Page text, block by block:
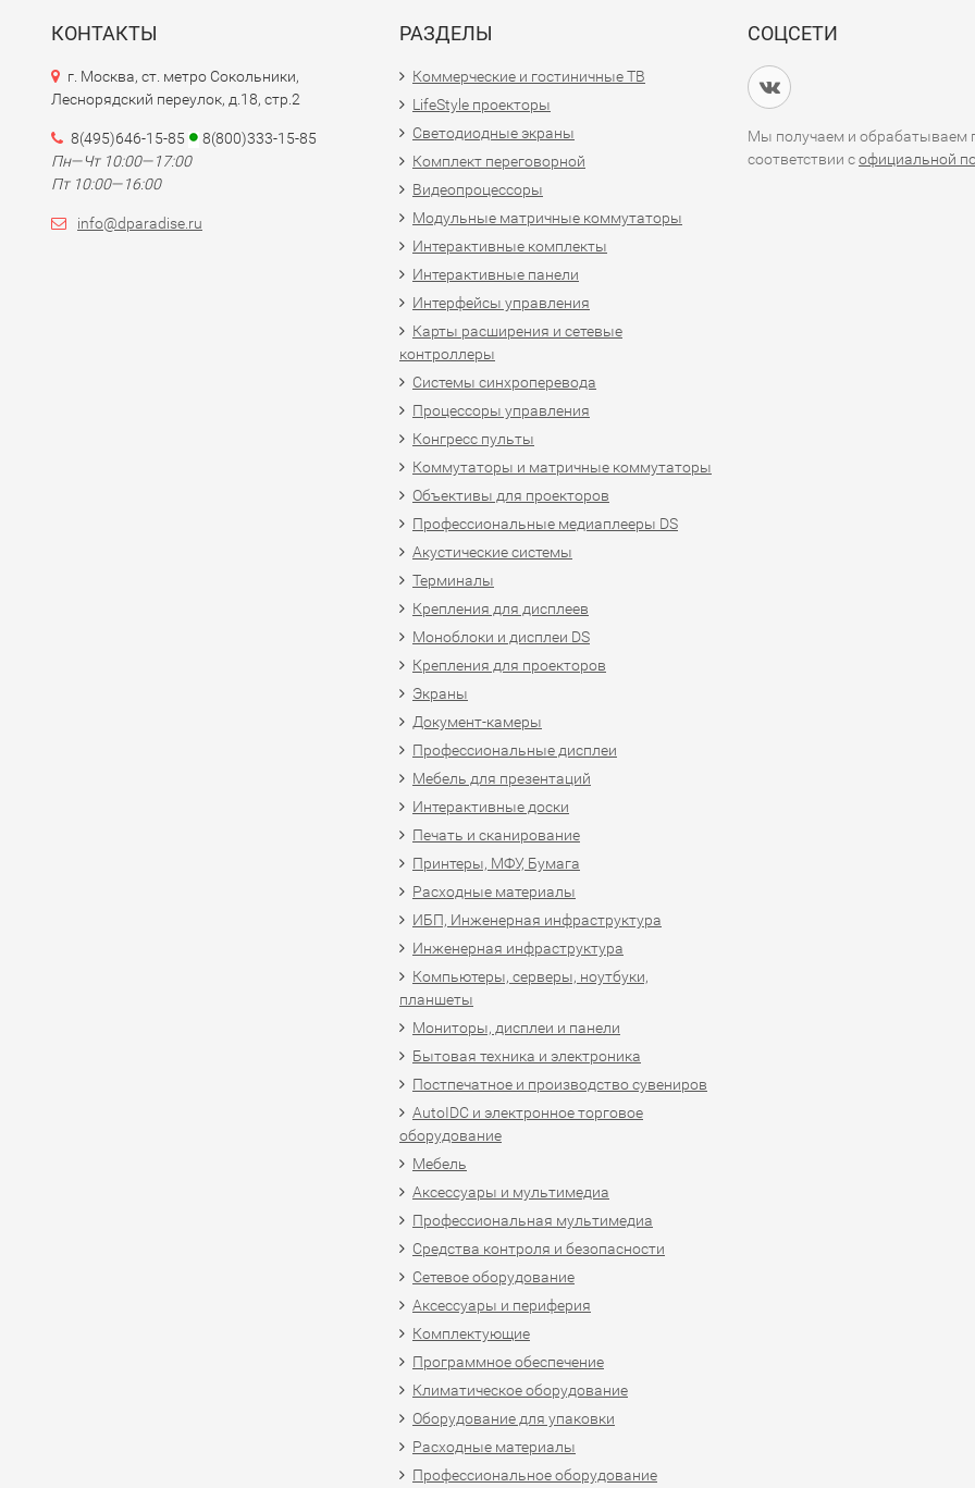
КОНТАКТЫ
г. Москва, ст. метро Сокольники,
Леснорядский переулок, д.18, стр.2
8(495)646-15-85
8(800)333-15-85
Пн—Чт 10:00—17:00
Пт 10:00—16:00
info@dparadise.ru
РАЗДЕЛЫ
Коммерческие и гостиничные ТВ
LifeStyle проекторы
Светодиодные экраны
Комплект переговорной
Видеопроцессоры
Модульные матричные коммутаторы
Интерактивные комплекты
Интерактивные панели
Интерфейсы управления
Карты расширения и сетевые
контроллеры
Системы синхроперевода
Процессоры управления
Конгресс пульты
Коммутаторы и матричные коммутаторы
Объективы для проекторов
Профессиональные медиаплееры DS
Акустические системы
Терминалы
Крепления для дисплеев
Моноблоки и дисплеи DS
Крепления для проекторов
Экраны
Документ-камеры
Профессиональные дисплеи
Мебель для презентаций
Интерактивные доски
Печать и сканирование
Принтеры, МФУ, Бумага
Расходные материалы
ИБП, Инженерная инфраструктура
Инженерная инфраструктура
Компьютеры, серверы, ноутбуки,
планшеты
Мониторы, дисплеи и панели
Бытовая техника и электроника
Постпечатное и производство сувениров
AutoIDC и электронное торговое
оборудование
Мебель
Аксессуары и мультимедиа
Профессиональная мультимедиа
Средства контроля и безопасности
Сетевое оборудование
Аксессуары и периферия
Комплектующие
Программное обеспечение
Климатическое оборудование
Оборудование для упаковки
Расходные материалы
Профессиональное оборудование
СОЦСЕТИ
Мы получаем и обрабатываем
соответствии софициальной